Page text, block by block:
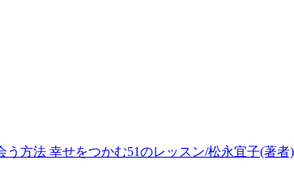
う方法 幸せをつかむ51のレッスン/松永宜子(著者)